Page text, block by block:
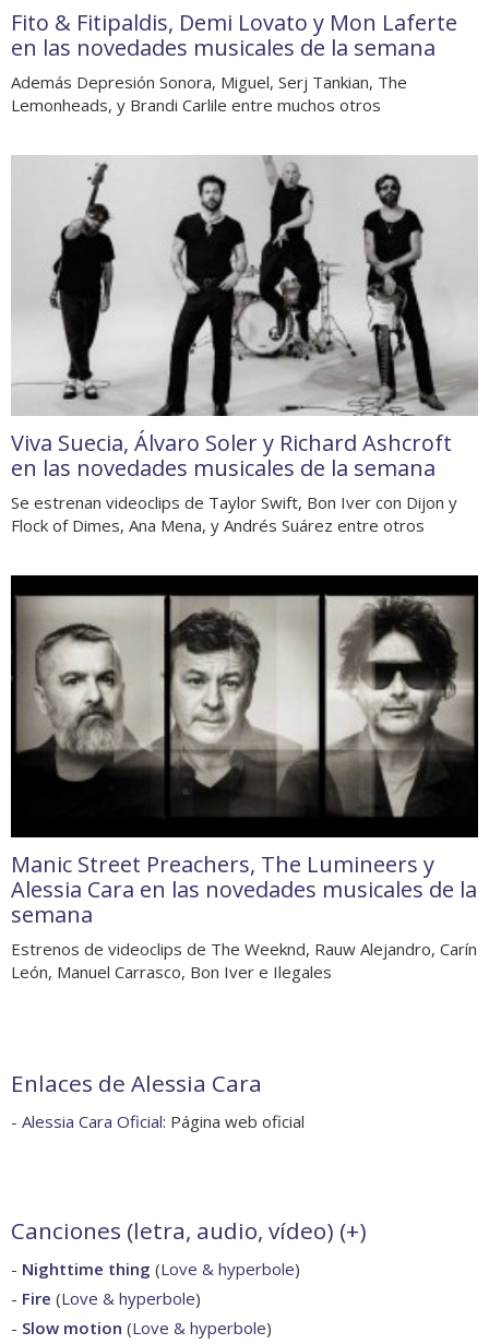
Fito & Fitipaldis, Demi Lovato y Mon Laferte
en las novedades musicales de la semana
Además Depresión Sonora, Miguel, Serj Tankian, The
Lemonheads, y Brandi Carlile entre muchos otros
Viva Suecia, Álvaro Soler y Richard Ashcroft
en las novedades musicales de la semana
Se estrenan videoclips de Taylor Swift, Bon Iver con Dijon y
Flock of Dimes, Ana Mena, y Andrés Suárez entre otros
Manic Street Preachers, The Lumineers y
Alessia Cara en las novedades musicales de la
semana
Estrenos de videoclips de The Weeknd, Rauw Alejandro, Carín
León, Manuel Carrasco, Bon Iver e Ilegales
Enlaces de Alessia Cara
- Alessia Cara Oficial: Página web oficial
Canciones (letra, audio, vídeo) (+)
- Nighttime thing (Love & hyperbole)
- Fire (Love & hyperbole)
- Slow motion (Love & hyperbole)